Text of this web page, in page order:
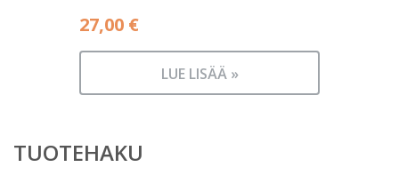
27,00 €
LUE LISÄÄ »
TUOTEHAKU